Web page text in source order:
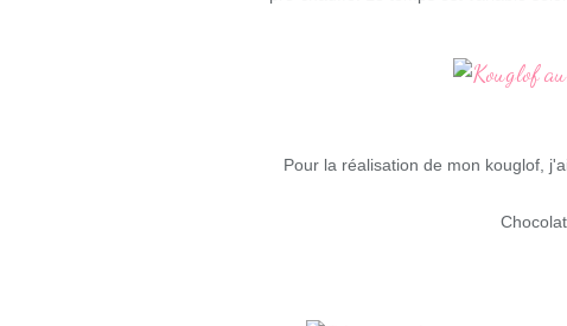
Pour la réalisation de mon kouglof,